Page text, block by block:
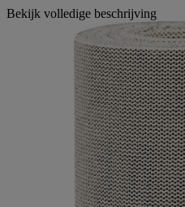
Bekijk volledige beschrijving